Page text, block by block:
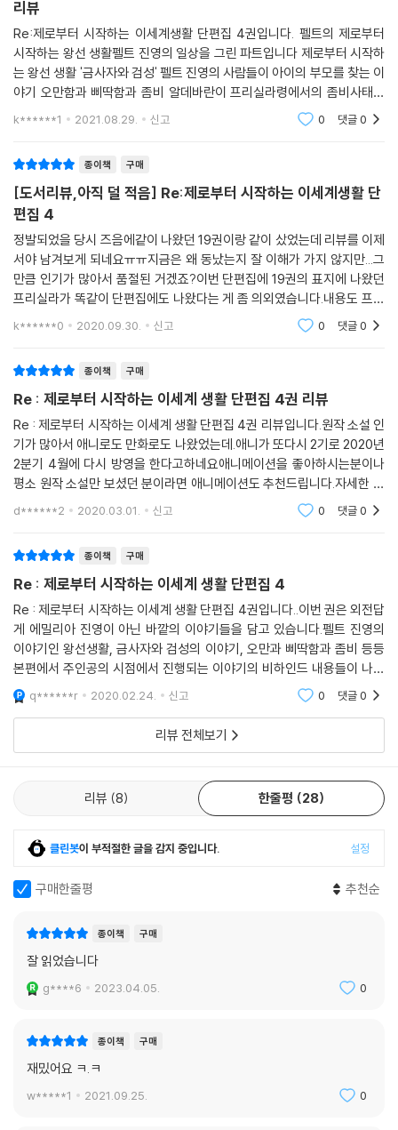
리뷰
Re:제로부터 시작하는 이세계생활 단편집 4권입니다. 펠트의 제로부터
시작하는 왕선 생활펠트 진영의 일상을 그린 파트입니다 제로부터 시작하
는 왕선 생활 '금사자와 검성' 펠트 진영의 사람들이 아이의 부모를 찾는 이
야기 오만함과 삐딱함과 좀비 알데바란이 프리실라령에서의 좀비사태에
서 대활약하는 이야기 오토의 희비교차 행상록 오토가 납치당하고 탈출하
k******1 2021.08.29. 신고 0 댓글0
종이책 구매
[도서리뷰,아직 덜 적음] Re:제로부터 시작하는 이세계생활 단
편집 4
정발되었을 당시 즈음에같이 나왔던 19권이랑 같이 샀었는데 리뷰를 이제
서야 남겨보게 되네요ㅠㅠ지금은 왜 동났는지 잘 이해가 가지 않지만...그
만큼 인기가 많아서 품절된 거겠죠?이번 단편집에 19권의 표지에 나왔던
프리실라가 똑같이 단편집에도 나왔다는 게 좀 의외였습니다.내용도 프리
실라의 이야기가 실려 있었다는 걸 보면작가가 의도적으로 이런 단편을 실
k******0 2020.09.30. 신고 0 댓글0
종이책 구매
Re : 제로부터 시작하는 이세계 생활 단편집 4권 리뷰
Re : 제로부터 시작하는 이세계 생활 단편집 4권 리뷰입니다.원작 소설 인
기가 많아서 애니로도 만화로도 나왔었는데.애니가 또다시 2기로 2020년
2분기 4월에 다시 방영을 한다고하네요애니메이션을 좋아하시는분이나
평소 원작 소설만 보셨던 분이라면 애니메이션도 추천드립니다.자세한 내
용은 Re : 제로부터 시작하는 이세계 생활 단편집 4권에서 보실수있어요!
d******2 2020.03.01. 신고 0 댓글0
종이책 구매
Re : 제로부터 시작하는 이세계 생활 단편집 4
Re : 제로부터 시작하는 이세계 생활 단편집 4권입니다..이번 권은 외전답
게 에밀리아 진영이 아닌 바깥의 이야기들을 담고 있습니다.펠트 진영의
이야기인 왕선생활, 금사자와 검성의 이야기, 오만과 삐딱함과 좀비 등등
본편에서 주인공의 시점에서 진행되는 이야기의 비하인드 내용들이 나와
있습니다.특히, 많은 분들이 궁금해하는 펠트 진영이나 프리실라의 진영에
서의 이야기가 있으
q******r 2020.02.24. 신고 0 댓글0
리뷰 전체보기
리뷰 8 한줄평 28
클린봇이 부적절한 글을 감지 중입니다. 설정
구매한줄평 추천순
종이책 구매
잘 읽었습니다
g****6 2023.04.05. 0
종이책 구매
재밌어요 ㅋ.ㅋ
w*****1 2021.09.25. 0